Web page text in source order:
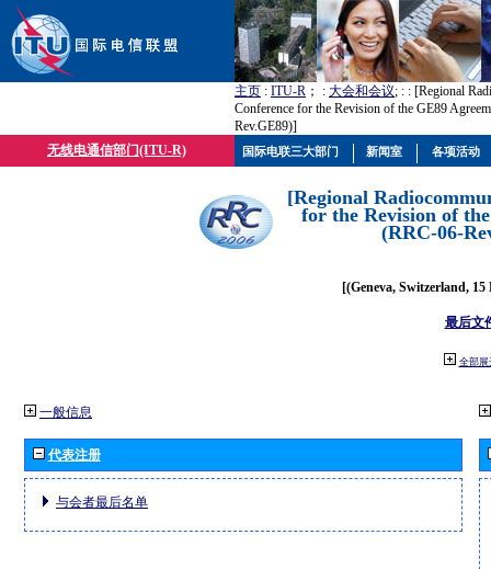
主页 : ITU-R ； : 大会和会议; : : [Regional
Conference for the Revision of the GE89
Rev.GE89)]
无线电通信部门(ITU-R)
[Regional
for the Revision of
(RRC-06-
[(Geneva, Switzerland, 15
最后文
全部展
一般信息
代表注册
与会者最后名单
国际电联三大部门 新闻室 各项活动